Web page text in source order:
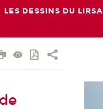
LES DESSINS DU LIRSA